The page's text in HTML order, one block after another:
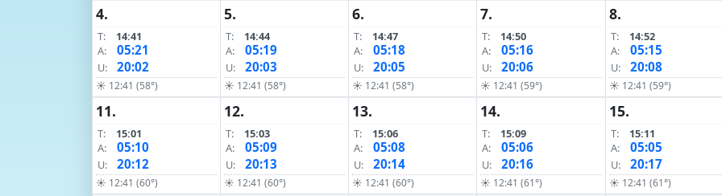
4.
T:
14:41
A:
05:21
U: 20:02
☀ 12:41 (58°)
5.
T:
14:44
A:
05:19
U: 20:03
☀ 12:41 (58°)
6.
T:
14:47
A:
05:18
U: 20:05
☀ 12:41 (58°)
7.
T:
14:50
A:
05:16
U: 20:06
☀ 12:41 (59°)
8.
T:
14:52
A:
05:15
U: 20:08
☀ 12:41 (59°)
11.
T:
15:01
A:
05:10
U: 20:12
☀ 12:41 (60°)
12.
T:
15:03
A:
05:09
U: 20:13
☀ 12:41 (60°)
13.
T:
15:06
A:
05:08
U: 20:14
☀ 12:41 (60°)
14.
T:
15:09
A:
05:06
U: 20:16
☀ 12:41 (61°)
15.
T:
15:11
A:
05:05
U: 20:17
☀ 12:41 (61°)